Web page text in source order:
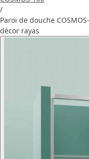
/
Paroi de douche
décor rayas